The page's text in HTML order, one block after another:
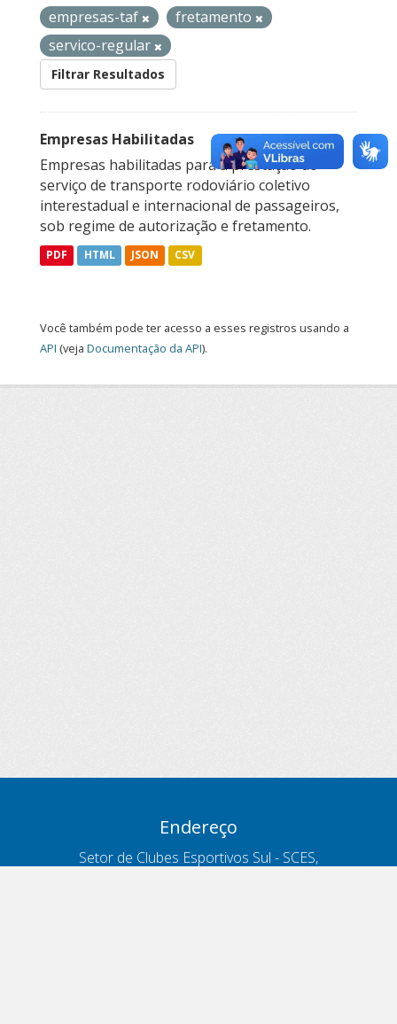
empresas-taf
fretamento
servico-regular
Filtrar Resultados
Empresas Habilitadas
Empresas habilitadas para a prestação do
serviço de transporte rodoviário coletivo
interestadual e internacional de passageiros,
sob regime de autorização e fretamento.
PDF HTML JSON CSV
Você também pode ter acesso a esses registros usando a
API (veja Documentação da API).
Endereço
Setor de Clubes Esportivos Sul - SCES,